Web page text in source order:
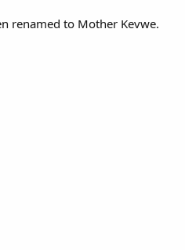
renamed to Mother Kevwe.